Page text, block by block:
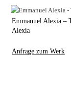
Emmanuel Alexia –
Alexia
Anfrage zum Werk